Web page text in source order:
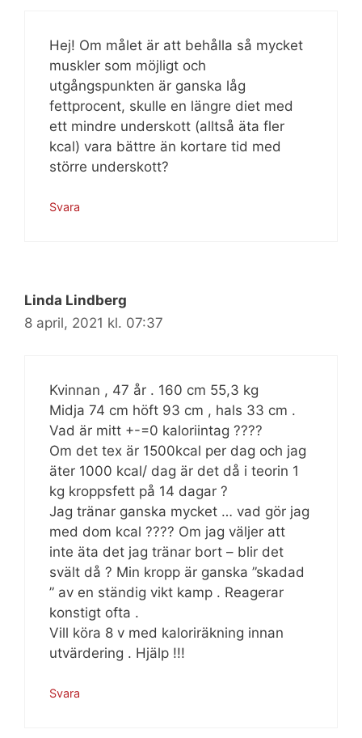
Hej! Om målet är att behålla så mycket
muskler som möjligt och
utgångspunkten är ganska låg
fettprocent, skulle en längre diet med
ett mindre underskott (alltså äta fler
kcal) vara bättre än kortare tid med
större underskott?
Svara
Linda Lindberg
8 april, 2021 kl. 07:37
Kvinnan , 47 år . 160 cm 55,3 kg
Midja 74 cm höft 93 cm , hals 33 cm .
Vad är mitt +-=0 kaloriintag ????
Om det tex är 1500kcal per dag och jag
äter 1000 kcal/ dag är det då i teorin 1
kg kroppsfett på 14 dagar ?
Jag tränar ganska mycket … vad gör jag
med dom kcal ???? Om jag väljer att
inte äta det jag tränar bort – blir det
svält då ? Min kropp är ganska ”skadad
” av en ständig vikt kamp . Reagerar
konstigt ofta .
Vill köra 8 v med kaloriräkning innan
utvärdering . Hjälp !!!
Svara